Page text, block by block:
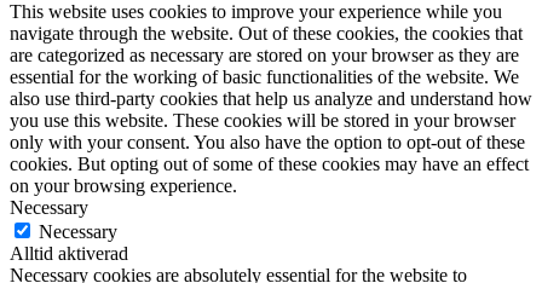
This website uses cookies to improve your experience while you
navigate through the website. Out of these cookies, the cookies that
are categorized as necessary are stored on your browser as they are
essential for the working of basic functionalities of the website. We
also use third-party cookies that help us analyze and understand how
you use this website. These cookies will be stored in your browser
only with your consent. You also have the option to opt-out of these
cookies. But opting out of some of these cookies may have an effect
on your browsing experience.
Necessary
Necessary
Alltid aktiverad
Necessary cookies are absolutely essential for the website to